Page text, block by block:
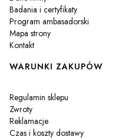
Badania i certyfikaty
Program ambasadorski
Mapa strony
Kontakt
WARUNKI ZAKUPÓW
Regulamin sklepu
Zwroty
Reklamacje
Czas i koszty dostawy